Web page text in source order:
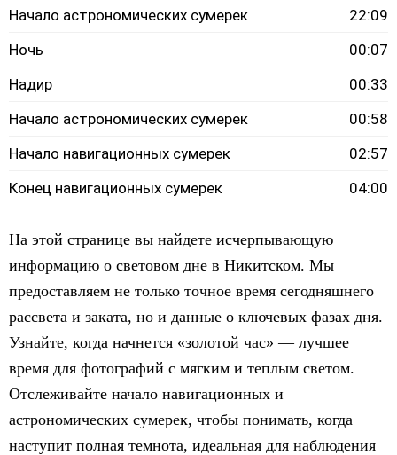
Начало астрономических сумерек
22:09
Ночь
00:07
Надир
00:33
Начало астрономических сумерек
00:58
Начало навигационных сумерек
02:57
Конец навигационных сумерек
04:00
На этой странице вы найдете исчерпывающую
информацию о световом дне в Никитском. Мы
предоставляем не только точное время сегодняшнего
рассвета и заката, но и данные о ключевых фазах дня.
Узнайте, когда начнется «золотой час» — лучшее
время для фотографий с мягким и теплым светом.
Отслеживайте начало навигационных и
астрономических сумерек, чтобы понимать, когда
наступит полная темнота, идеальная для наблюдения